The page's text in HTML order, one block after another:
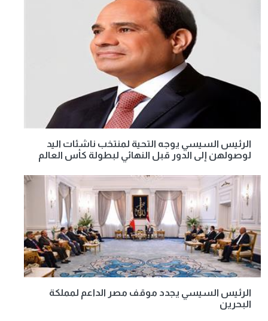
الرئيس السيسي يوجه التحية لمنتخب ناشئات اليد
لوصولهن إلى الدور قبل النهائي لبطولة كأس العالم
الرئيس السيسي يجدد موقف مصر الداعم لمملكة
البحرين